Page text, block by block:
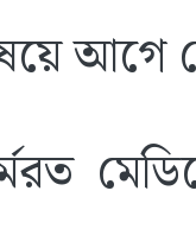
আগে